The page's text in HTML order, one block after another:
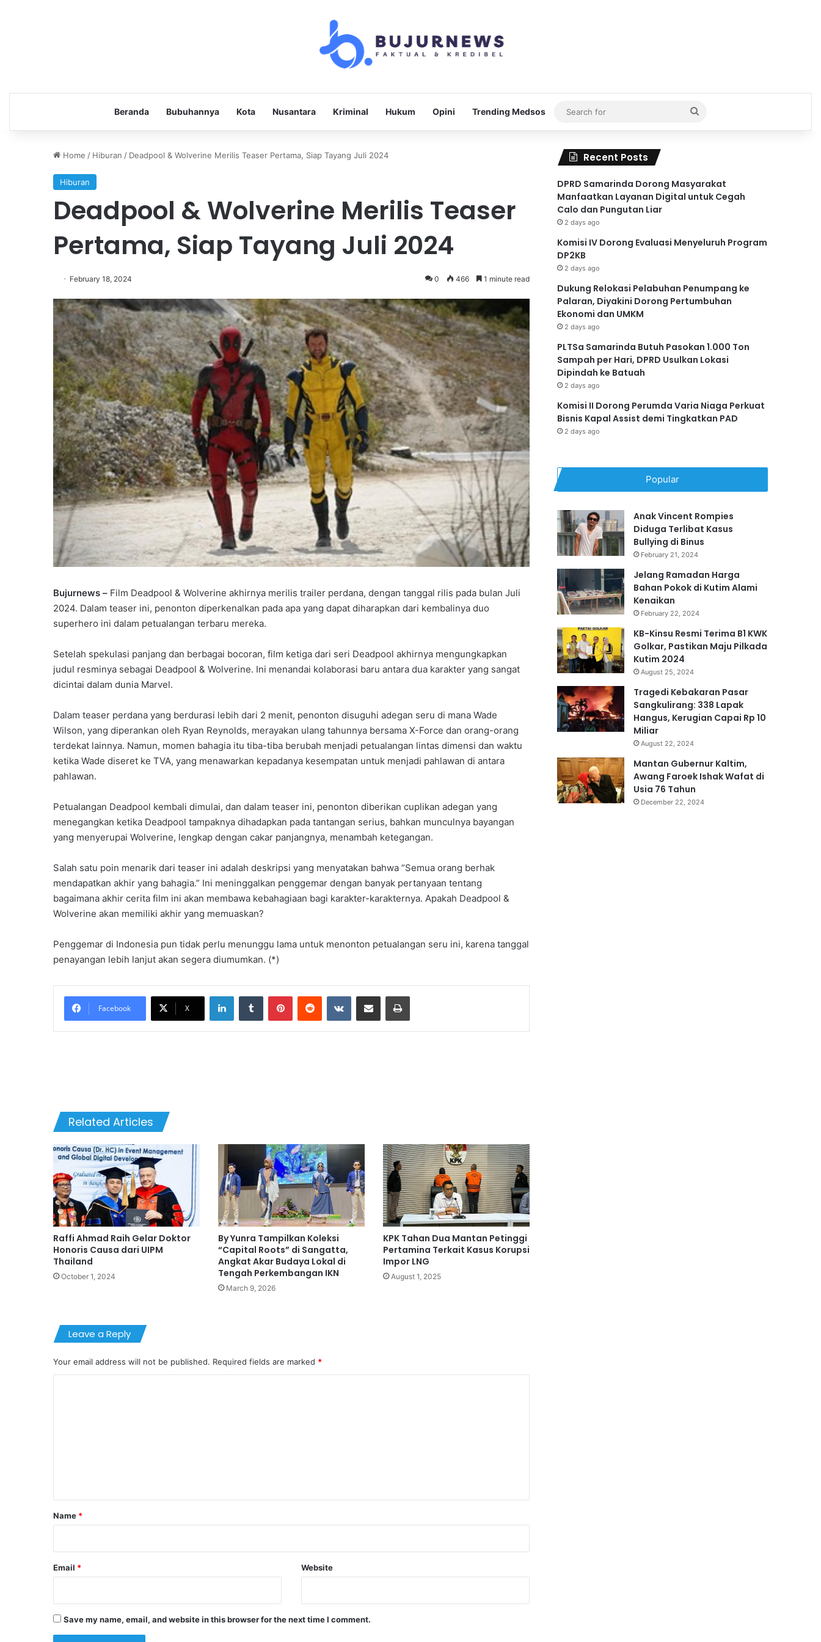
Beranda Bubuhannya Kota Nusantara Kriminal Hukum Opini Trending Medsos
Search
for
Home / Hiburan / Deadpool & Wolverine Merilis Teaser Pertama, Siap Tayang Juli 2024
Hiburan
Deadpool & Wolverine Merilis Teaser
Pertama, Siap Tayang Juli 2024
February 18, 2024 0 466 1 minute read
Bujurnews – Film Deadpool & Wolverine akhirnya merilis trailer perdana, dengan tanggal rilis pada bulan Juli
2024. Dalam teaser ini, penonton diperkenalkan pada apa yang dapat diharapkan dari kembalinya duo
superhero ini dalam petualangan terbaru mereka.
Setelah spekulasi panjang dan berbagai bocoran, film ketiga dari seri Deadpool akhirnya mengungkapkan
judul resminya sebagai Deadpool & Wolverine. Ini menandai kolaborasi baru antara dua karakter yang sangat
dicintai dalam dunia Marvel.
Dalam teaser perdana yang berdurasi lebih dari 2 menit, penonton disuguhi adegan seru di mana Wade
Wilson, yang diperankan oleh Ryan Reynolds, merayakan ulang tahunnya bersama X-Force dan orang-orang
terdekat lainnya. Namun, momen bahagia itu tiba-tiba berubah menjadi petualangan lintas dimensi dan waktu
ketika Wade diseret ke TVA, yang menawarkan kepadanya kesempatan untuk menjadi pahlawan di antara
pahlawan.
Petualangan Deadpool kembali dimulai, dan dalam teaser ini, penonton diberikan cuplikan adegan yang
menegangkan ketika Deadpool tampaknya dihadapkan pada tantangan serius, bahkan munculnya bayangan
yang menyerupai Wolverine, lengkap dengan cakar panjangnya, menambah ketegangan.
Salah satu poin menarik dari teaser ini adalah deskripsi yang menyatakan bahwa “Semua orang berhak
mendapatkan akhir yang bahagia.” Ini meninggalkan penggemar dengan banyak pertanyaan tentang
bagaimana akhir cerita film ini akan membawa kebahagiaan bagi karakter-karakternya. Apakah Deadpool &
Wolverine akan memiliki akhir yang memuaskan?
Penggemar di Indonesia pun tidak perlu menunggu lama untuk menonton petualangan seru ini, karena tanggal
penayangan lebih lanjut akan segera diumumkan. (*)
Facebook X
LinkedInTumblr PinterestReddit VKontakteShare via Email Print
Related Articles
Raffi Ahmad Raih Gelar Doktor
Honoris Causa dari UIPM
Thailand
October 1, 2024
By Yunra Tampilkan Koleksi
“Capital Roots” di Sangatta,
Angkat Akar Budaya Lokal di
Tengah Perkembangan IKN
March 9, 2026
KPK Tahan Dua Mantan Petinggi
Pertamina Terkait Kasus Korupsi
Impor LNG
August 1, 2025
Leave a Reply
Your email address will not be published. Required fields are marked *
*
Name *
Email * Website
Save my name, email, and website in this browser for the next time I comment.
Recent Posts
DPRD Samarinda Dorong Masyarakat
Manfaatkan Layanan Digital untuk Cegah
Calo dan Pungutan Liar
2 days ago
Komisi IV Dorong Evaluasi Menyeluruh Program
DP2KB
2 days ago
Dukung Relokasi Pelabuhan Penumpang ke
Palaran, Diyakini Dorong Pertumbuhan
Ekonomi dan UMKM
2 days ago
PLTSa Samarinda Butuh Pasokan 1.000 Ton
Sampah per Hari, DPRD Usulkan Lokasi
Dipindah ke Batuah
2 days ago
Komisi II Dorong Perumda Varia Niaga Perkuat
Bisnis Kapal Assist demi Tingkatkan PAD
2 days ago
Popular
Anak Vincent Rompies
Diduga Terlibat Kasus
Bullying di Binus
February 21, 2024
Jelang Ramadan Harga
Bahan Pokok di Kutim Alami
Kenaikan
February 22, 2024
KB-Kinsu Resmi Terima B1 KWK
Golkar, Pastikan Maju Pilkada
Kutim 2024
August 25, 2024
Tragedi Kebakaran Pasar
Sangkulirang: 338 Lapak
Hangus, Kerugian Capai Rp 10
Miliar
August 22, 2024
Mantan Gubernur Kaltim,
Awang Faroek Ishak Wafat di
Usia 76 Tahun
December 22, 2024